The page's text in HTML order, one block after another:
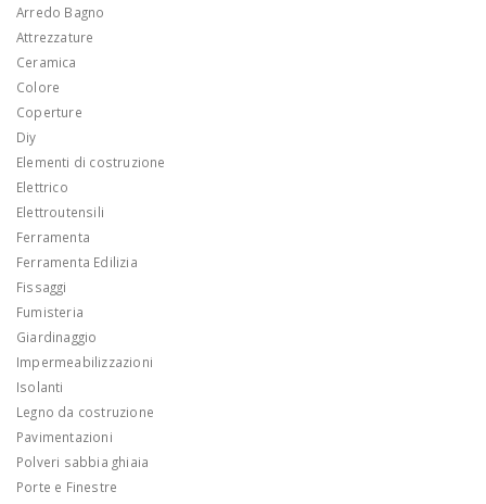
Arredo Bagno
Attrezzature
Ceramica
Colore
Coperture
Diy
Elementi di costruzione
Elettrico
Elettroutensili
Ferramenta
Ferramenta Edilizia
Fissaggi
Fumisteria
Giardinaggio
Impermeabilizzazioni
Isolanti
Legno da costruzione
Pavimentazioni
Polveri sabbia ghiaia
Porte e Finestre